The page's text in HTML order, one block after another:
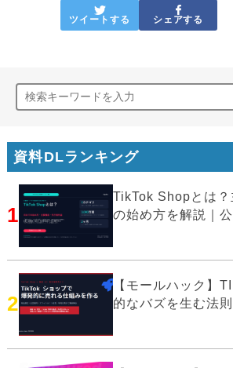
ツイートする シェアする
資料DLランキング
1
TikTok Shopとは
の始め方を解説｜
2
【モールハック】
的なバズを生む法則